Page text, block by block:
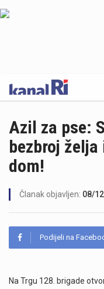
Azil za pse:
bezbroj
dom!
Članak objavljen: 08/
Podijeli na
Na Trgu 128. brigade